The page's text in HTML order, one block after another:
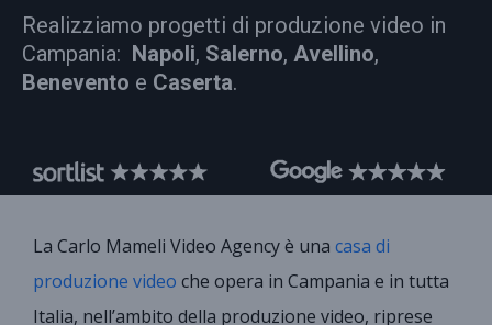
Realizziamo progetti di produzione video in
Campania: Napoli, Salerno, Avellino,
Benevento e Caserta.
La Carlo Mameli Video Agency è una casa di
produzione video che opera in Campania e in tutta
Italia, nell’ambito della produzione video, riprese